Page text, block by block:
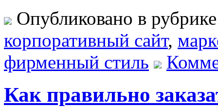
Опубликовано в
корпоративный сайт,
фирменный стиль
Как правильно